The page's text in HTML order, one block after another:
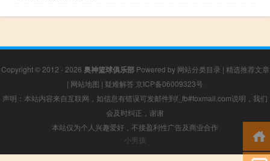
Copyright © 2012 - 2026 奥神篮球俱乐部Powered by 网站分类目录 | 精选推荐文章
| 网站地图 | 疑难解答 京ICP备06009323号
声明：本站内容来自互联网，如信息有错误可发邮件到f_fb#foxmail.com说明，我们
会及时纠正，谢谢
本站仅为个人兴趣爱好，不接盈利性广告及商业合作
小男孩